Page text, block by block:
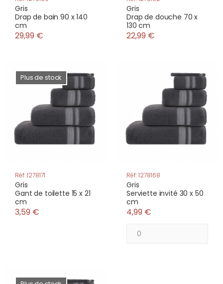
Gris
Drap de bain 90 x 140
cm
29,99 €
Gris
Drap de douche 70 x
130 cm
22,99 €
Plus de stock
Réf: 1278171
Gris
Gant de toilette 15 x 21
cm
3,59 €
Réf: 1278168
Gris
Serviette invité 30 x 50
cm
4,99 €